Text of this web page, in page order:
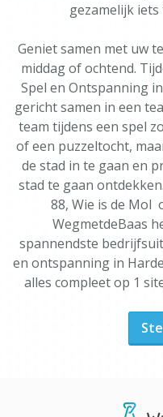
gezamelijk
Geniet samen met uw
middag of ochtend.
Spel en Ontspanning
gericht samen in een
team tijdens een spel
of een puzzeltocht,
de stad in te gaan en
stad te gaan
88, Wie is de Mol
WegmetdeBaas
spannendste
en ontspanning in
alles compleet op 1